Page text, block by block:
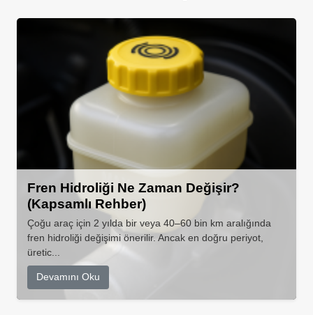
Fren Hidroliği Ne Zaman Değişir?
(Kapsamlı Rehber)
Çoğu araç için 2 yılda bir veya 40–60 bin km aralığında
fren hidroliği değişimi önerilir. Ancak en doğru periyot,
üretic...
Devamını Oku